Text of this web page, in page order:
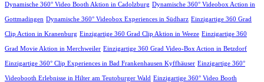
Dynamische 360° Video Booth Aktion in Cadolzburg Dynamische 360° Videobox Action in
Gottmadingen Dynamische 360° Videobox Experiences in Südharz Einzigartige 360 Grad
Clip Action in Kranenburg Einzigartige 360 Grad Clip Aktion in Weeze Einzigartige 360
Grad Movie Aktion in Merchweiler Einzigartige 360 Grad Video-Box Action in Betzdorf
Einzigartige 360° Clip Experiences in Bad Frankenhausen Kyffhäuser Einzigartige 360°
Videobooth Erlebnisse in Hilter am Teutoburger Wald Einzigartige 360° Video Booth